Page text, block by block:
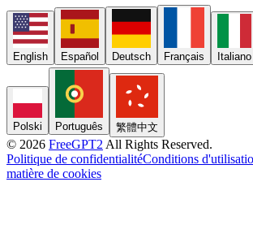
English Español Deutsch Français Italiano
Polski Português 繁體中文
© 2026 FreeGPT2 All Rights Reserved.
Politique de confidentialitéConditions
matière de cookies